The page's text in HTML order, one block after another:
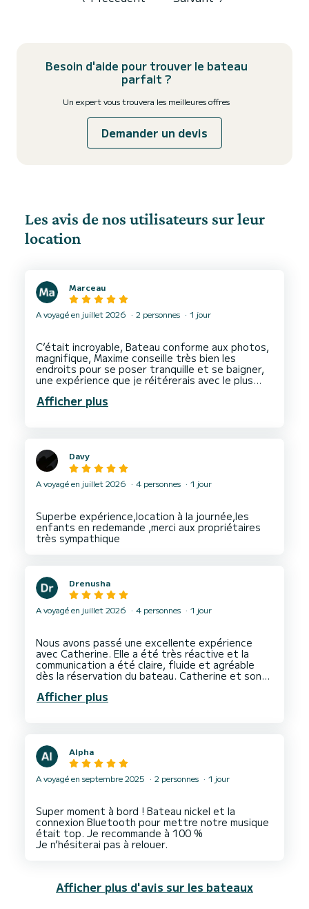
Besoin d'aide pour trouver le bateau
parfait ?
Un expert vous trouvera les meilleures offres
Demander un devis
Les avis de nos utilisateurs sur leur
location
Marceau
A voyagé en juillet 2026 2 personnes 1 jour
C’était incroyable, Bateau conforme aux photos,
magnifique, Maxime conseille très bien les
endroits pour se poser tranquille et se baigner,
une expérience que je réitérerais avec le plus
Afficher plus
Davy
A voyagé en juillet 2026 4 personnes 1 jour
Superbe expérience,location à la journée,les
enfants en redemande ,merci aux propriétaires
Drenusha
A voyagé en juillet 2026 4 personnes 1 jour
Nous avons passé une excellente expérience
avec Catherine. Elle a été très réactive et la
communication a été claire, fluide et agréable
dès la réservation du bateau. Catherine et son
ont pris le temps de nous aider à embarquer nos
Leur accueil, leur gentillesse et leur disponibilité
ont vraiment contribué à rendre cette
expérience encore plus agréable.
Afficher plus
Alpha
A voyagé en septembre 2025 2 personnes 1 jour
Super moment à bord ! Bateau nickel et la
connexion Bluetooth pour mettre notre musique
était top. Je recommande à 100 %
Afficher plus d'avis sur les bateaux